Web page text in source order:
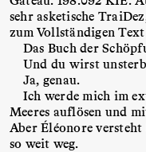
sehr asketische
zum Vollständigen
Das Buch der
Und du wirst
Ja, genau.
Ich werde mich im
Meeres auflösen und
Aber Éléonore
so weit weg.